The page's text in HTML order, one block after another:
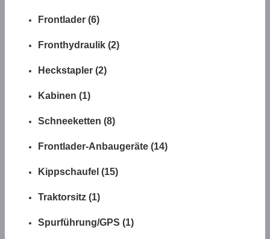
Frontlader (6)
Fronthydraulik (2)
Heckstapler (2)
Kabinen (1)
Schneeketten (8)
Frontlader-Anbaugeräte (14)
Kippschaufel (15)
Traktorsitz (1)
Spurführung/GPS (1)